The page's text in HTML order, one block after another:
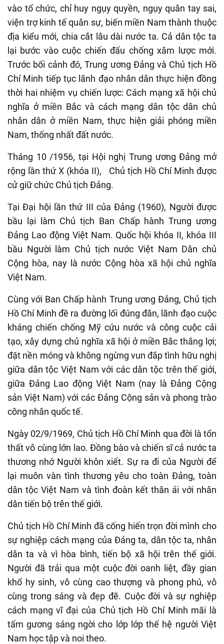
vào tổ chức, chỉ huy ngụy quyền, ngụy quân tay sai,
viện trợ kinh tế quân sự, biến miền Nam thành thuộc
địa kiểu mới, chia cắt lâu dài nước ta. Cả dân tộc ta
lại bước vào cuộc chiến đấu chống xâm lược mới.
Trước bối cảnh đó, Trung ương Đảng và Chủ tịch Hồ
Chí Minh tiếp tục lãnh đạo nhân dân thực hiện đồng
thời hai nhiệm vụ chiến lược: Cách mạng xã hội chủ
nghĩa ở miền Bắc và cách mạng dân tộc dân chủ
nhân dân ở miền Nam, thực hiện giải phóng miền
Nam, thống nhất đất nước.
Tháng 10 /1956, tại Hội nghị Trung ương Đảng mở
rộng lần thứ X (khóa II), Chủ tịch Hồ Chí Minh được
cử giữ chức Chủ tịch Đảng.
Tại Đại hội lần thứ III của Đảng (1960), Người được
bầu lại làm Chủ tịch Ban Chấp hành Trung ương
Đảng Lao động Việt Nam. Quốc hội khóa II, khóa III
bầu Người làm Chủ tịch nước Việt Nam Dân chủ
Cộng hòa, nay là nước Cộng hòa xã hội chủ nghĩa
Việt Nam.
Cùng với Ban Chấp hành Trung ương Đảng, Chủ tịch
Hồ Chí Minh đề ra đường lối đúng đắn, lãnh đạo cuộc
kháng chiến chống Mỹ cứu nước và công cuộc cải
tạo, xây dựng chủ nghĩa xã hội ở miền Bắc thắng lợi;
đặt nền móng và không ngừng vun đắp tình hữu nghị
giữa dân tộc Việt Nam với các dân tộc trên thế giới,
giữa Đảng Lao động Việt Nam (nay là Đảng Cộng
sản Việt Nam) với các Đảng Cộng sản và phong trào
công nhân quốc tế.
Ngày 02/9/1969, Chủ tịch Hồ Chí Minh qua đời là tổn
thất vô cùng lớn lao.Đồng bào và chiến sĩ cả nước ta
thương nhớ Người khôn xiết. Sự ra đi của Người để
lại muôn vàn tình thương yêu cho toàn Đảng, toàn
dân tộc Việt Nam và tình đoàn kết thân ái với nhân
dân tiến bộ trên thế giới.
Chủ tịch Hồ Chí Minh đã cống hiến trọn đời mình cho
sự nghiệp cách mạng của Đảng ta, dân tộc ta, nhân
dân ta và vì hòa bình, tiến bộ xã hội trên thế giới.
Người đã trải qua một cuộc đời oanh liệt, đầy gian
khổ hy sinh, vô cùng cao thượng và phong phú, vô
cùng trong sáng và đẹp đẽ. Cuộc đời và sự nghiệp
cách mạng vĩ đại của Chủ tịch Hồ Chí Minh mãi là
tấm gương sáng ngời cho lớp lớp thế hệ người Việt
Nam học tập và noi theo.